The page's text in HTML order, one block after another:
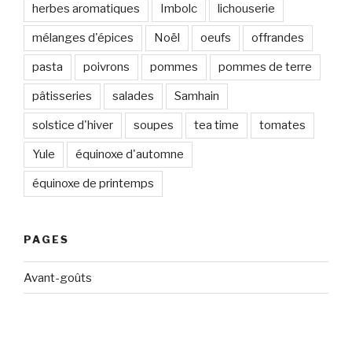
herbes aromatiques Imbolc lichouserie
mélanges d'épices Noël oeufs offrandes
pasta poivrons pommes pommes de terre
pâtisseries salades Samhain
solstice d'hiver soupes tea time tomates
Yule équinoxe d'automne
équinoxe de printemps
PAGES
Avant-goûts